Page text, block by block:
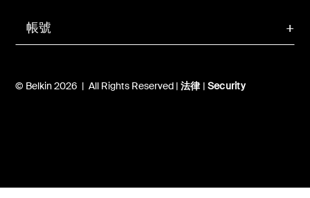
帳號
© Belkin 2026 | All Rights Reserved | 法律 | Security